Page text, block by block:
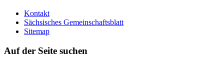
Kontakt
Sächsisches Gemeinschaftsblatt
Sitemap
Auf der Seite suchen